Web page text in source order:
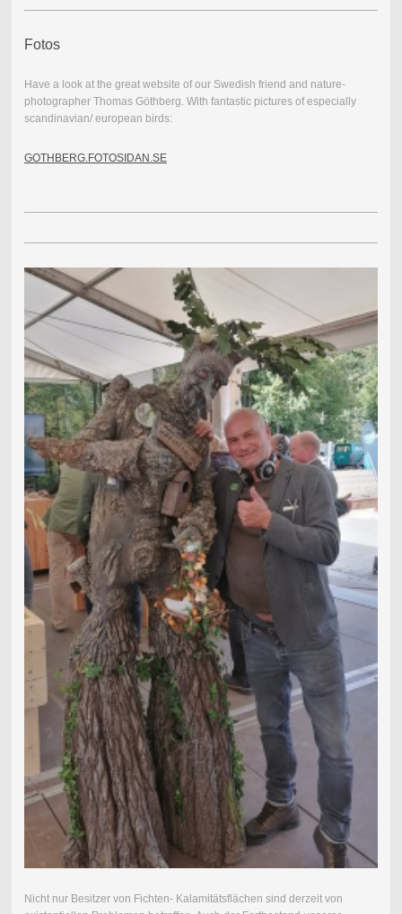
Fotos
Have a look at the great website of our Swedish friend and nature-
photographer Thomas Göthberg. With fantastic pictures of especially
scandinavian/ european birds:
GOTHBERG.FOTOSIDAN.SE
Nicht nur Besitzer von Fichten- Kalamitätsflächen sind derzeit von